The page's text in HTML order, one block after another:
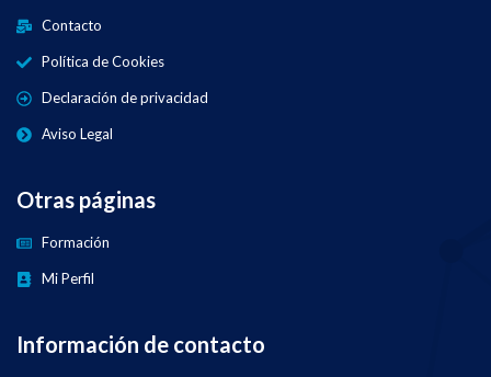
Contacto
Política de Cookies
Declaración de privacidad
Aviso Legal
Otras páginas
Formación
Mi Perfil
Información de contacto